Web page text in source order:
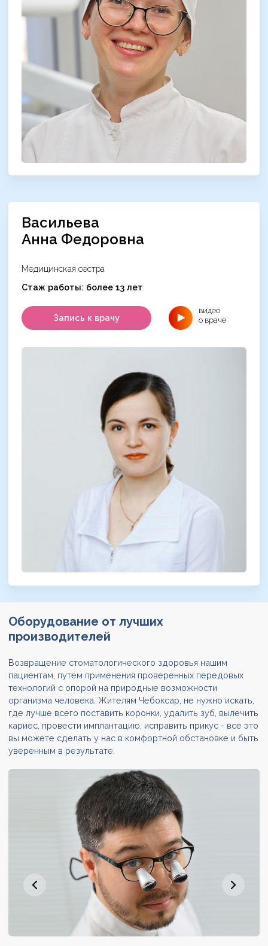
Васильева
Анна Федоровна
Медицинская сестра
Cтаж работы: более 13 лет
Запись к врачу
видео
о враче
Оборудование от лучших
производителей
Возвращение стоматологического здоровья нашим
пациентам, путем применения проверенных передовых
технологий с опорой на природные возможности
организма человека. Жителям Чебоксар, не нужно искать,
где лучше всего поставить коронки, удалить зуб, вылечить
кариес, провести имплантацию, исправить прикус - все это
вы можете сделать у нас в комфортной обстановке и быть
уверенным в результате.